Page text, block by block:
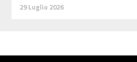
29 Luglio 2026